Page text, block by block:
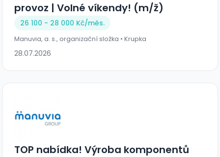
provoz | Volné víkendy! (m/ž)
26 100 - 28 000 Kč/měs.
Manuvia, a. s., organizační složka • Krupka
28.07.2026
TOP nabídka! Výroba komponentů